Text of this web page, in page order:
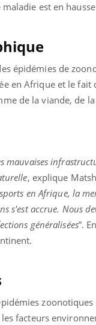
est en
épidémies de
en Afrique et le
de la viande, de
mauvaises
, explique
en Afrique, la
s'est accrue. Nous
généralisées”.
facteurs